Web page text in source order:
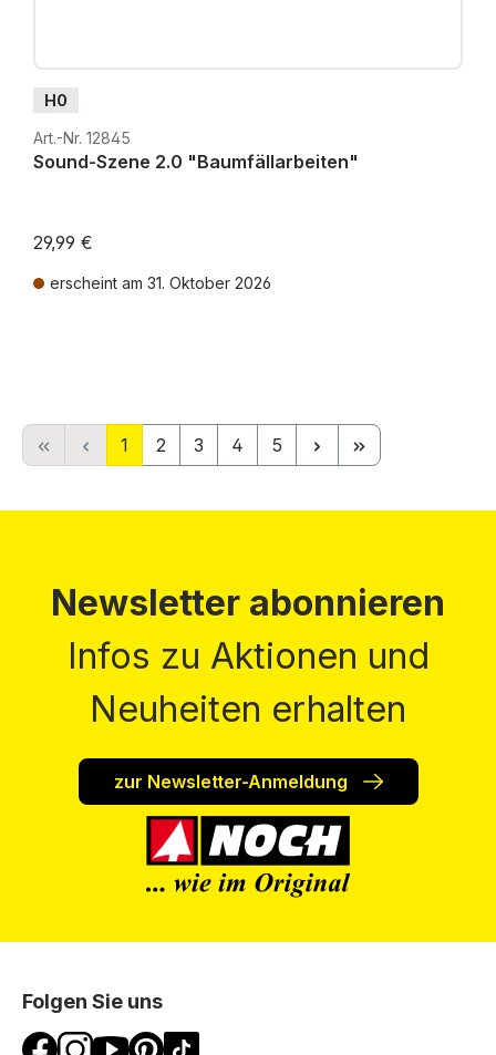
H0
Art.-Nr. 12845
Sound-Szene 2.0 "Baumfällarbeiten"
29,99 €
erscheint am 31. Oktober 2026
Seite
1 Seite
2 Seite
3 Seite
4 Seite
5
Newsletter abonnieren
Infos zu Aktionen und
Neuheiten erhalten
zur Newsletter-Anmeldung
Folgen Sie uns